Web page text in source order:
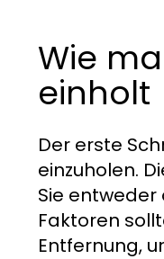
Wie
einholt
Der erste
einzuholen.
Sie
Faktoren
Entfernung,